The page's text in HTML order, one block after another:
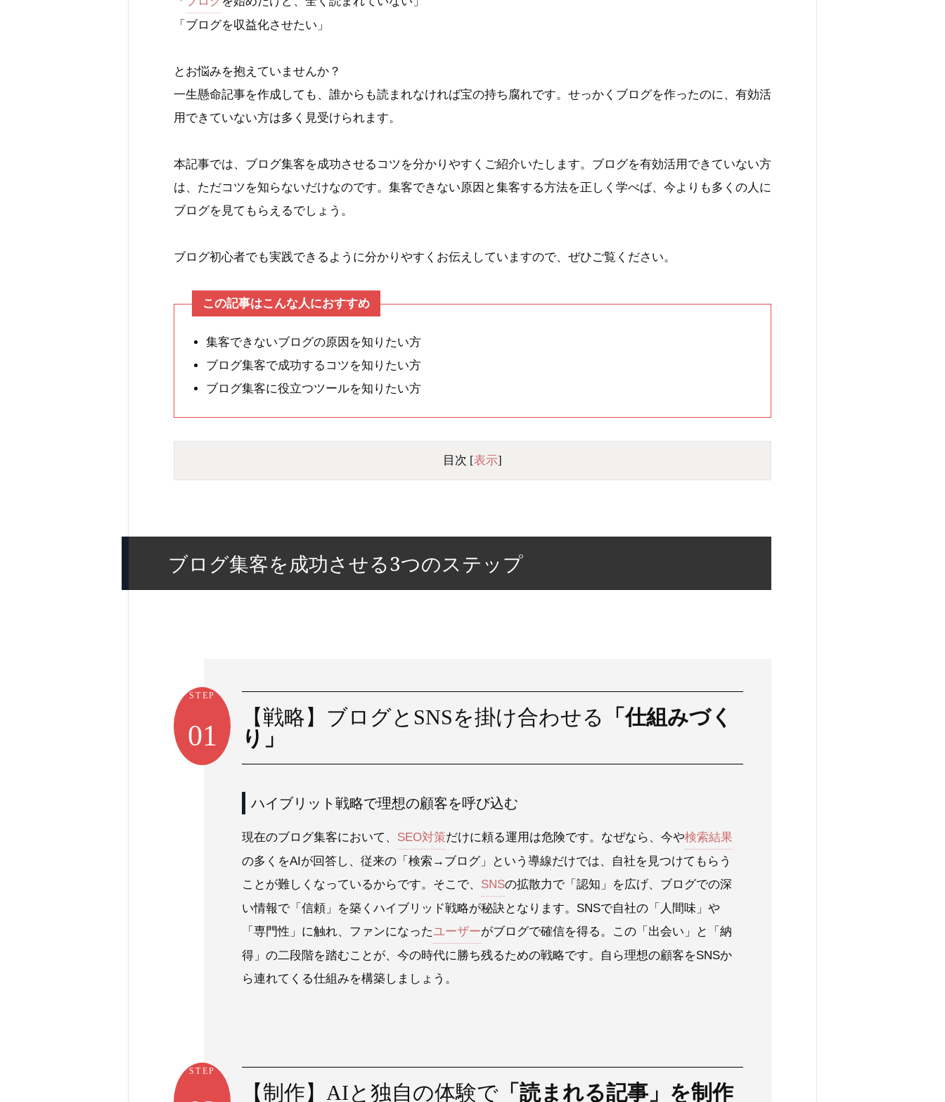
「ブログを収益化させたい」
とお悩みを抱えていませんか？
一生懸命記事を作成しても、誰からも読まれなければ宝の持ち腐れです。せっかくブログを作ったのに、有効活
用できていない方は多く見受けられます。
本記事では、ブログ集客を成功させるコツを分かりやすくご紹介いたします。ブログを有効活用できていない方
は、ただコツを知らないだけなのです。集客できない原因と集客する方法を正しく学べば、今よりも多くの人に
ブログを見てもらえるでしょう。
ブログ初心者でも実践できるように分かりやすくお伝えしていますので、ぜひご覧ください。
この記事はこんな人におすすめ
集客できないブログの原因を知りたい方
ブログ集客で成功するコツを知りたい方
ブログ集客に役立つツールを知りたい方
目次 [表示]
ブログ集客を成功させる3つのステップ
STEP
01
【戦略】ブログとSNSを掛け合わせる
「仕組みづく
り」
ハイブリット戦略で理想の顧客を呼び込む
現在のブログ集客において、 SEO対策だけに頼る運用は危険です。なぜなら、今や検索結果
の多くをAIが回答し、従来の「検索→ブログ」という導線だけでは、自社を見つけてもらう
ことが難しくなっているからです。そこで、 SNSの拡散力で「認知」を広げ、ブログでの深
い情報で「信頼」を築くハイブリッド戦略が秘訣となります。SNSで自社の「人間味」や
「専門性」に触れ、ファンになったユーザーがブログで確信を得る。この「出会い」と「納
得」の二段階を踏むことが、今の時代に勝ち残るための戦略です。自ら理想の顧客をSNSか
ら連れてくる仕組みを構築しましょう。
STEP
【制作】AIと独自の体験で 「読まれる記事」を制作